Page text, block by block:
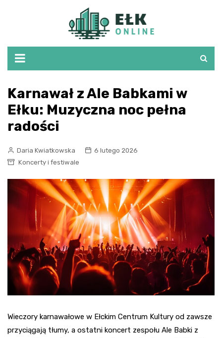
Karnawał z Ale Babkami w
Ełku: Muzyczna noc pełna
radości
Daria Kwiatkowska
6 lutego 2026
Koncerty i festiwale
Wieczory karnawałowe w Ełckim Centrum Kultury od zawsze
przyciągają tłumy, a ostatni koncert zespołu Ale Babki z